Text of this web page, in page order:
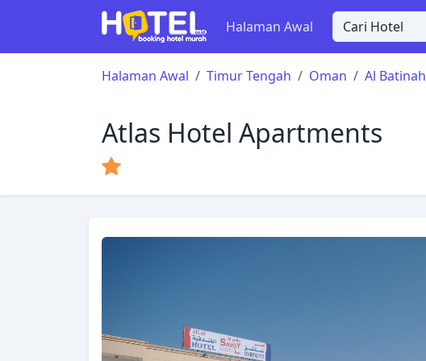
Halaman Awal
Halaman Awal Timur Tengah Oman Al Batinah
Atlas Hotel Apartments